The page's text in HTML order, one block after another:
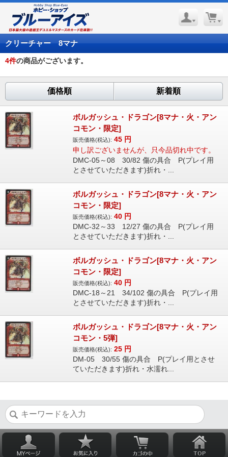
クリーチャー 8マナ
4件の商品がございます。
価格順 新着順
ボルガッシュ・ドラゴン[8マナ・火・アン
コモン・限定]
販売価格(税込): 45 円
申し訳ございませんが、只今品切れ中です。
DMC-05～08 30/82 傷の具合 P(プレイ用
とさせていただきます)折れ・...
ボルガッシュ・ドラゴン[8マナ・火・アン
コモン・限定]
販売価格(税込): 40 円
DMC-32～33 12/27 傷の具合 P(プレイ用
とさせていただきます)折れ・...
ボルガッシュ・ドラゴン[8マナ・火・アン
コモン・限定]
販売価格(税込): 40 円
DMC-18～21 34/102 傷の具合 P(プレイ用
とさせていただきます)折れ・...
ボルガッシュ・ドラゴン[8マナ・火・アン
コモン・5弾]
販売価格(税込): 25 円
DM-05 30/55 傷の具合 P(プレイ用とさせ
ていただきます)折れ・水濡れ...